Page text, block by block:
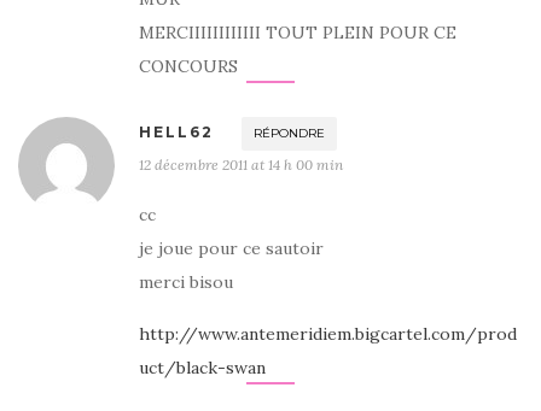
MERCIIIIIIIIIIII TOUT PLEIN POUR CE
CONCOURS
HELL62 RÉPONDRE
12 décembre 2011 at 14 h 00 min
cc
je joue pour ce sautoir
merci bisou
http://www.antemeridiem.bigcartel.com/prod
uct/black-swan